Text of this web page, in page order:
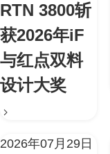
RTN 3800斩
获2026年iF
与红点双料
设计大奖
2026年07月29日